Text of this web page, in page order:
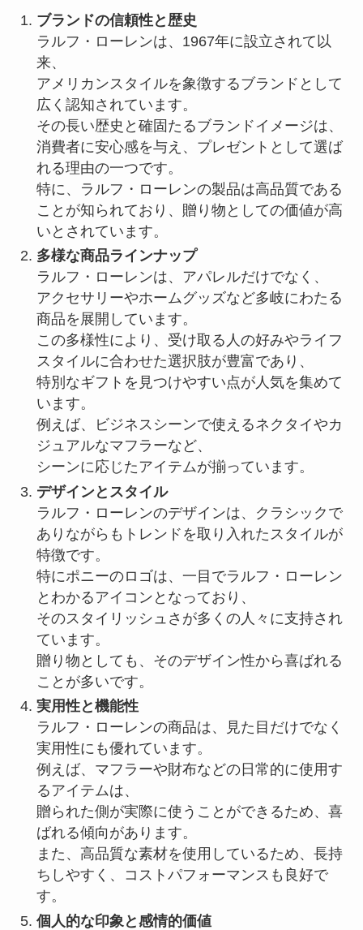
ブランドの信頼性と歴史
ラルフ・ローレンは、1967年に設立されて以
来、
アメリカンスタイルを象徴するブランドとして
広く認知されています。
その長い歴史と確固たるブランドイメージは、
消費者に安心感を与え、プレゼントとして選ば
れる理由の一つです。
特に、ラルフ・ローレンの製品は高品質である
ことが知られており、贈り物としての価値が高
いとされています。
多様な商品ラインナップ
ラルフ・ローレンは、アパレルだけでなく、
アクセサリーやホームグッズなど多岐にわたる
商品を展開しています。
この多様性により、受け取る人の好みやライフ
スタイルに合わせた選択肢が豊富であり、
特別なギフトを見つけやすい点が人気を集めて
います。
例えば、ビジネスシーンで使えるネクタイやカ
ジュアルなマフラーなど、
シーンに応じたアイテムが揃っています。
デザインとスタイル
ラルフ・ローレンのデザインは、クラシックで
ありながらもトレンドを取り入れたスタイルが
特徴です。
特にポニーのロゴは、一目でラルフ・ローレン
とわかるアイコンとなっており、
そのスタイリッシュさが多くの人々に支持され
ています。
贈り物としても、そのデザイン性から喜ばれる
ことが多いです。
実用性と機能性
ラルフ・ローレンの商品は、見た目だけでなく
実用性にも優れています。
例えば、マフラーや財布などの日常的に使用す
るアイテムは、
贈られた側が実際に使うことができるため、喜
ばれる傾向があります。
また、高品質な素材を使用しているため、長持
ちしやすく、コストパフォーマンスも良好で
す。
個人的な印象と感情的価値